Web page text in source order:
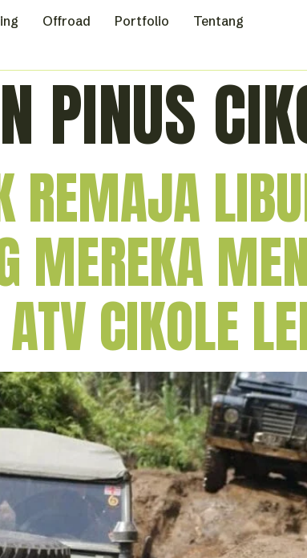
Offroad Portfolio
Tentang
PINUS
REMAJA
MEREKA
CIKOLE